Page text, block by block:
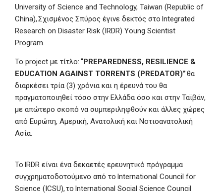
University of Science and Technology, Taiwan (Republic of
China), Σχισμένος Σπύρος έγινε δεκτός στο Integrated
Research on Disaster Risk (IRDR) Young Scientist
Program.
Το project με τίτλο: “PREPAREDNESS, RESILIENCE &
EDUCATION AGAINST TORRENTS (PREDATOR)”θα
διαρκέσει τρία (3) χρόνια και η έρευνά του θα
πραγματοποιηθεί τόσο στην Ελλάδα όσο και στην Ταϊβάν,
με απώτερο σκοπό να συμπεριληφθούν και άλλες χώρες
από Ευρώπη, Αμερική, Ανατολική και Νοτιοανατολική
Ασία.
Το IRDR είναι ένα δεκαετές ερευνητικό πρόγραμμα
συγχρηματοδοτούμενο από το International Council for
Science (ICSU), το International Social Science Council